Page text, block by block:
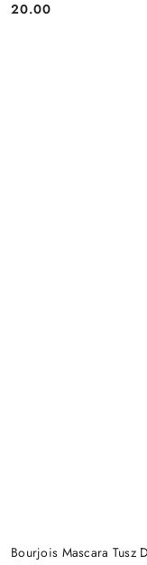
Cena:
20.00
Bourjois Mascara Tusz